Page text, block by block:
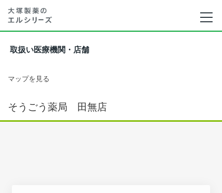
取扱い医療機関・店舗
マップを見る
そうごう薬局 田無店